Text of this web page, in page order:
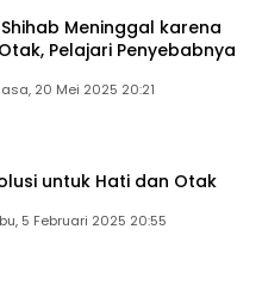
Meninggal karena
Pelajari Penyebabnya
20 Mei 2025 20:21
untuk Hati dan Otak
5 Februari 2025 20:55